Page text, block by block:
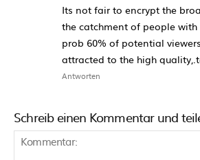
Its not fair to encrypt the
the catchment of people with
prob 60% of potential
attracted to the high
Antworten
Schreib einen Kommentar und